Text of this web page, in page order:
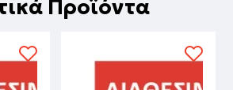
Προϊόντα